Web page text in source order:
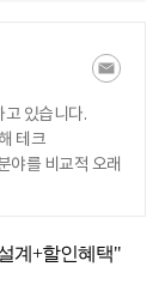
있습니다.
테크
를 비교적 오래